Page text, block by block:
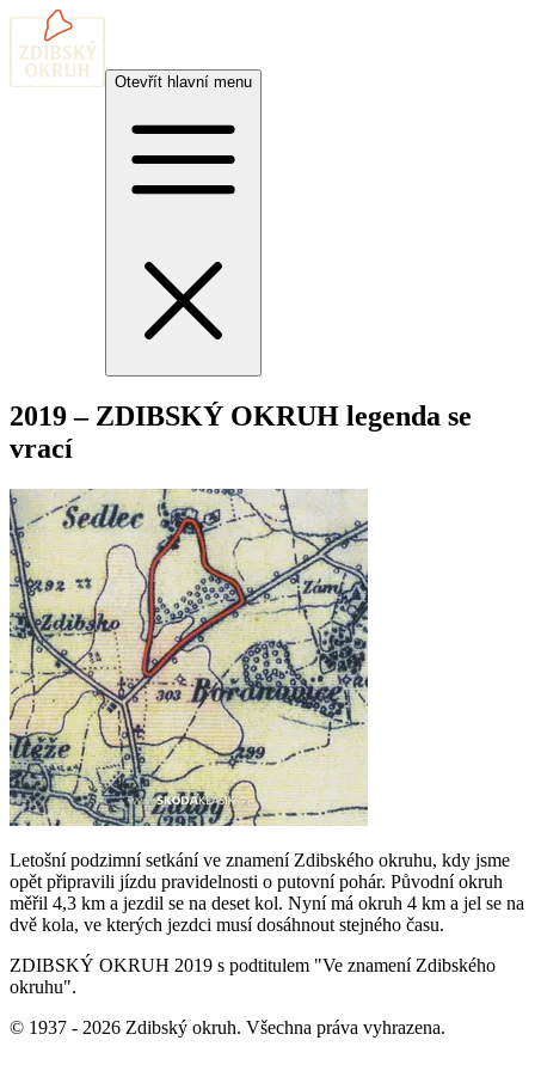
Otevřít hlavní menu
2019 – ZDIBSKÝ OKRUH legenda se
vrací
Letošní podzimní setkání ve znamení Zdibského okruhu, kdy jsme
opět připravili jízdu pravidelnosti o putovní pohár. Původní okruh
měřil 4,3 km a jezdil se na deset kol. Nyní má okruh 4 km a jel se na
dvě kola, ve kterých jezdci musí dosáhnout stejného času.
ZDIBSKÝ OKRUH 2019 s podtitulem "Ve znamení Zdibského
okruhu".
© 1937 - 2026 Zdibský okruh. Všechna práva vyhrazena.